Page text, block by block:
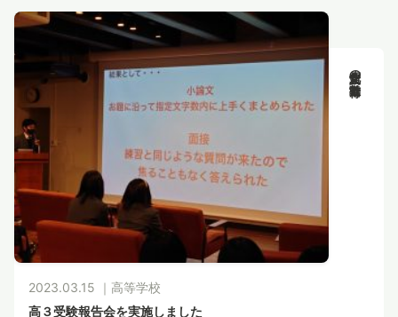
新渡戸文化の教育活動
2023.03.15 ｜ 高等学校
高３受験報告会を実施しました